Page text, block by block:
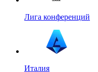
Лига конференций
Италия